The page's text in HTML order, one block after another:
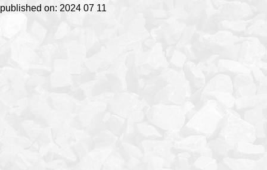
published on: 2024 07 11